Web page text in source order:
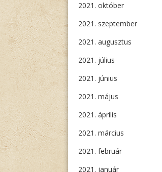
2021. október
2021. szeptember
2021. augusztus
2021. július
2021. június
2021. május
2021. április
2021. március
2021. február
2021. január